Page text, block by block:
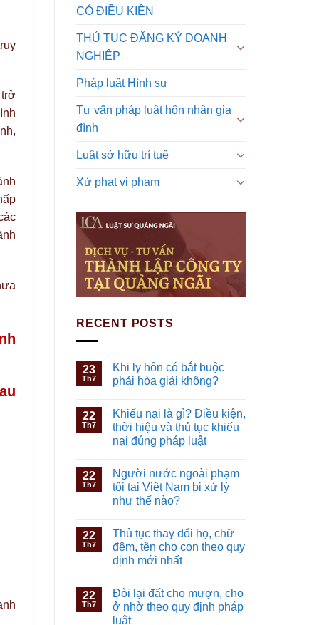
CÓ ĐIỀU KIỆN
THỦ TỤC ĐĂNG KÝ DOANH
NGHIỆP
Pháp luật Hình sự
Tư vấn pháp luật hôn nhân gia
đình
Luật sở hữu trí tuệ
Xử phạt vi phạm
RECENT POSTS
23
Th7
Khi ly hôn có bắt buộc
phải hòa giải không?
22
Th7
Khiếu nại là gì? Điều kiện,
thời hiệu và thủ tục khiếu
nại đúng pháp luật
22
Th7
Người nước ngoài phạm
tội tại Việt Nam bị xử lý
như thế nào?
22
Th7
Thủ tục thay đổi họ, chữ
đệm, tên cho con theo quy
định mới nhất
22
Th7
Đòi lại đất cho mượn, cho
ở nhờ theo quy định pháp
luật